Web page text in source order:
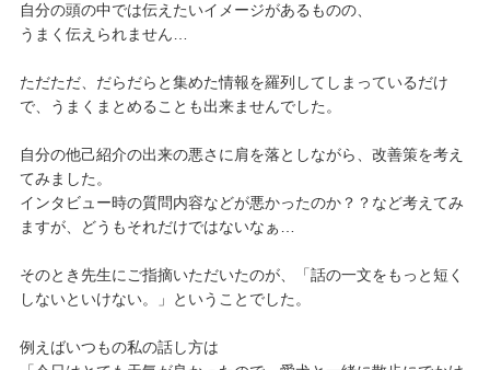
自分の頭の中では伝えたいイメージがあるものの、
うまく伝えられません…
ただただ、だらだらと集めた情報を羅列してしまっているだけ
で、うまくまとめることも出来ませんでした。
自分の他己紹介の出来の悪さに肩を落としながら、改善策を考え
てみました。
インタビュー時の質問内容などが悪かったのか？？など考えてみ
ますが、どうもそれだけではないなぁ…
そのとき先生にご指摘いただいたのが、「話の一文をもっと短く
しないといけない。」ということでした。
例えばいつもの私の話し方は